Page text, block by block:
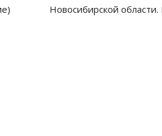
Новосибирской